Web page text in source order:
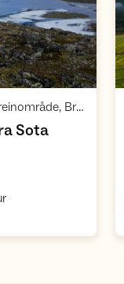
Reinheimen-Breheimen villreinområde, Breheimen med Jostedalsbreen
Sota
,